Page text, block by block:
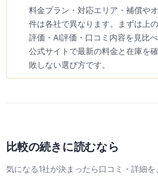
料金プラン・対応エリア・補償や
件は各社で異なります。まずは上
評価・AI評価・口コミ内容を見比
公式サイトで最新の料金と在庫を
敗しない選び方です。
比較の続きに読むなら
気になる1社が決まったら口コミ・詳細